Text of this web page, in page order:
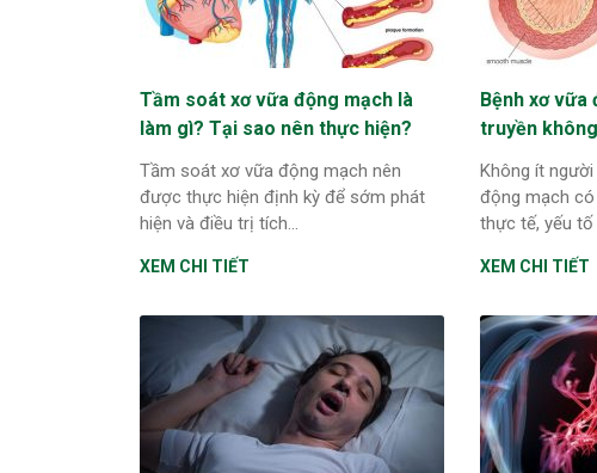
Tầm soát xơ vữa động mạch là
làm gì? Tại sao nên thực hiện?
Tầm soát xơ vữa động mạch nên
được thực hiện định kỳ để sớm phát
hiện và điều trị tích...
XEM CHI TIẾT
Bệnh xơ vữa
truyền
Không ít
động mạch có
thực tế, yếu tố
XEM CHI TIẾT